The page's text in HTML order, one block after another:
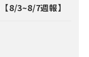
8/3~8/7週報】